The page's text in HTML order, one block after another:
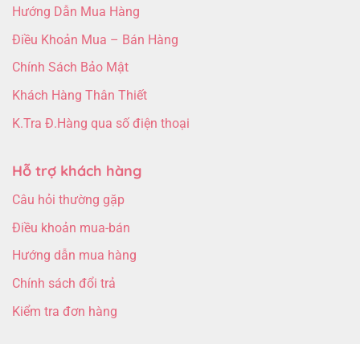
Hướng Dẫn Mua Hàng
Điều Khoản Mua – Bán Hàng
Chính Sách Bảo Mật
Khách Hàng Thân Thiết
K.Tra Đ.Hàng qua số điện thoại
Hỗ trợ khách hàng
Câu hỏi thường gặp
Điều khoản mua-bán
Hướng dẫn mua hàng
Chính sách đổi trả
Kiểm tra đơn hàng